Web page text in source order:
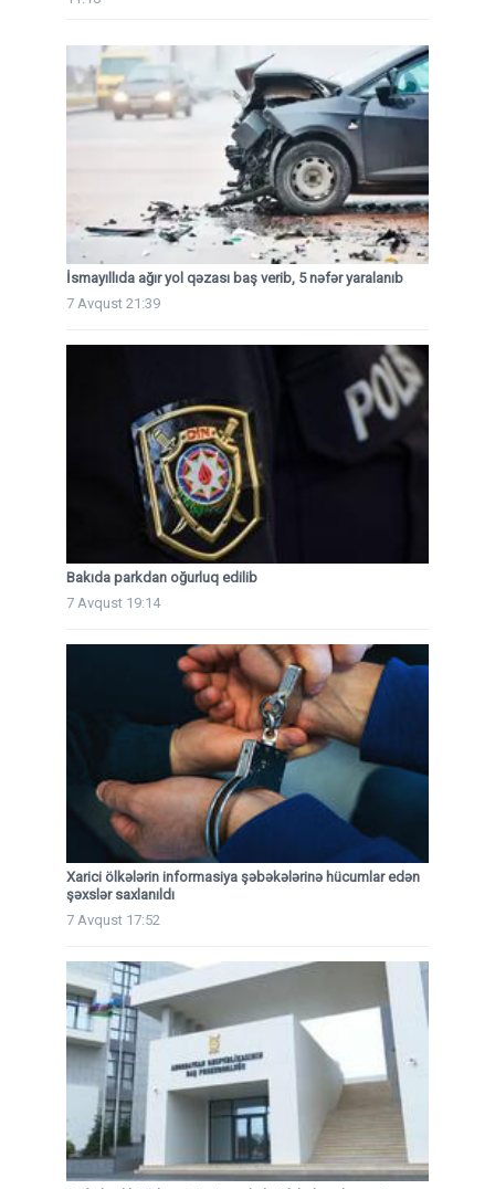
İsmayıllıda ağır yol qəzası baş verib, 5 nəfər yaralanıb
7 Avqust 21:39
Bakıda parkdan oğurluq edilib
7 Avqust 19:14
Xarici ölkələrin informasiya şəbəkələrinə hücumlar edən
şəxslər saxlanıldı
7 Avqust 17:52